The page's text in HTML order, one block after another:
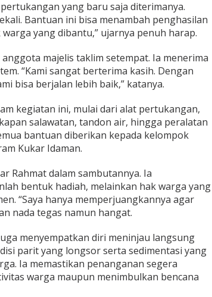
yang baru saja diterimanya.
Bantuan ini bisa menambah penghasilan
yang dibantu,” ujarnya penuh harap.
majelis taklim setempat. Ia menerima
“Kami sangat berterima kasih. Dengan
bisa berjalan lebih baik,” katanya.
kegiatan ini, mulai dari alat pertukangan,
salawatan, tandon air, hingga peralatan
bantuan diberikan kepada kelompok
Kukar Idaman.
Rahmat dalam sambutannya. Ia
bentuk hadiah, melainkan hak warga yang
“Saya hanya memperjuangkannya agar
nada tegas namun hangat.
menyempatkan diri meninjau langsung
parit yang longsor serta sedimentasi yang
Ia memastikan penanganan segera
warga maupun menimbulkan bencana